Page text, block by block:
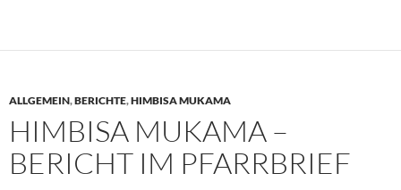
ALLGEMEIN,BERICHTE,HIMBISA MUKAMA
HIMBISA MUKAMA –
BERICHT IM PFARRBRIEF